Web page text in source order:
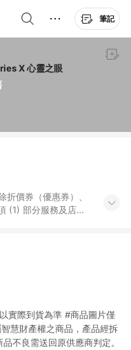
筆記
電子書，請詳閱
帳，才享有 LINE
點資格。 (4) 如
等其他網頁、或
會造成追蹤中斷而
實際到貨為準 #商品圖片僅
慧財產權之商品，產品經拆
不良需送回原供應商判定。